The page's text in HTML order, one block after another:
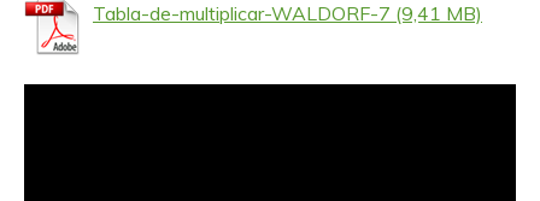
Tabla-de-multiplicar-WALDORF-7